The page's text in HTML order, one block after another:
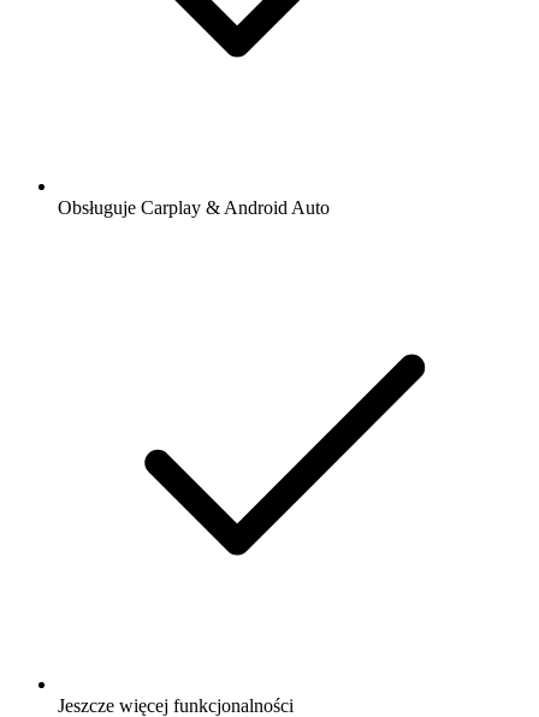
Obsługuje Carplay & Android Auto
Jeszcze więcej funkcjonalności